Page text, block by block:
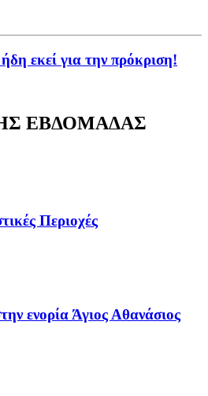
εκεί για την πρόκριση!
ΕΒΔΟΜΑΔΑΣ
Περιοχές
ενορία Άγιος Αθανάσιος